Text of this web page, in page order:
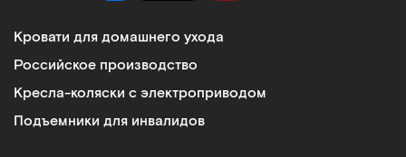
Кровати для домашнего ухода
Российское производство
Кресла-коляски с электроприводом
Подъемники для инвалидов